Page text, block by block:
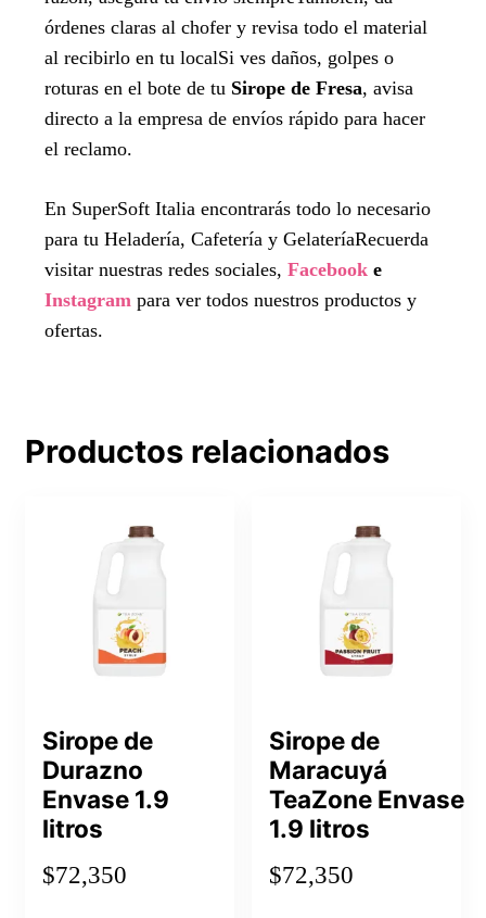
órdenes claras al chofer y revisa todo el material
al recibirlo en tu localSi ves daños, golpes o
roturas en el bote de tu Sirope de Fresa, avisa
directo a la empresa de envíos rápido para hacer
el reclamo.
En SuperSoft Italia encontrarás todo lo necesario
para tu Heladería, Cafetería y GelateríaRecuerda
visitar nuestras redes sociales, Facebook e
Instagram para ver todos nuestros productos y
ofertas.
Productos relacionados
Sirope de
Durazno
Envase 1.9
litros
$72,350
Sirope de
Maracuyá
TeaZone Envase
1.9 litros
$72,350